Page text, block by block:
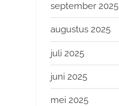
september 2025
augustus 2025
juli 2025
juni 2025
mei 2025